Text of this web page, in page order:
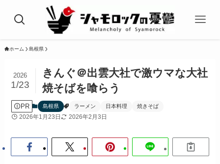
ホーム 島根県
きんぐ＠出雲大社で激ウマな大社
焼そばを喰らう
2026
1/23
PR 島根県 ラーメン 日本料理 焼きそば
2026年1月23日 2026年2月3日